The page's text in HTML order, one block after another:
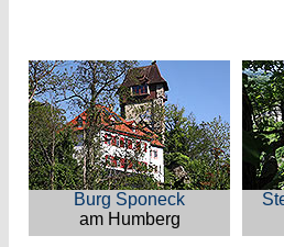
Burg Sponeck
am Humberg